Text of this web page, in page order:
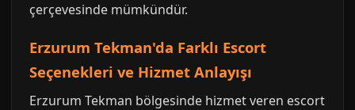
çerçevesinde mümkündür.
Erzurum Tekman'da Farklı Escort
Seçenekleri ve Hizmet Anlayışı
Erzurum Tekman bölgesinde hizmet veren escort